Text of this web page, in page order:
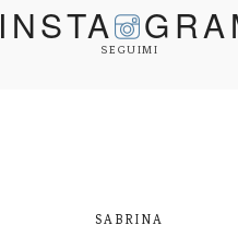
INSTA
SEGUIMI
SABRINA